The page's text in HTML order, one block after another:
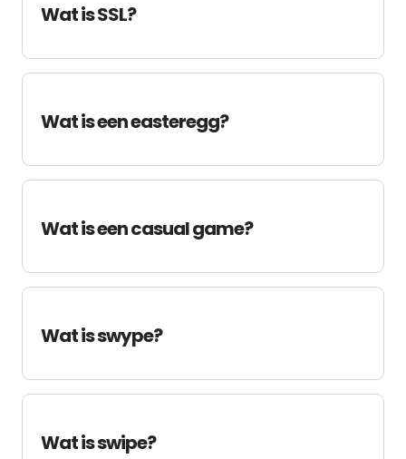
Wat is SSL?
Wat is een easteregg?
Wat is een casual game?
Wat is swype?
Wat is swipe?